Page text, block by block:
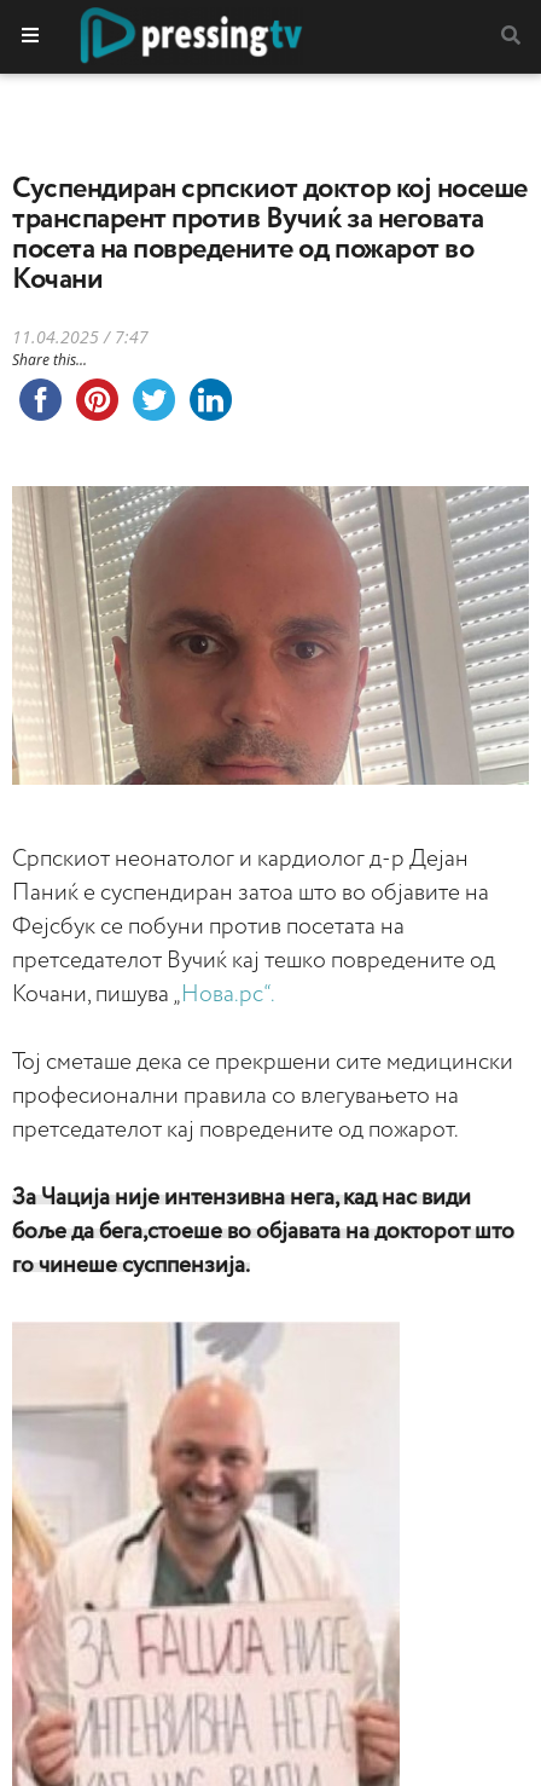
Суспендиран српскиот доктор кој носеше
транспарент против Вучиќ за неговата
посета на повредените од пожарот во
Кочани
11.04.2025 / 7:47
Share this...
Српскиот неонатолог и кардиолог д-р Дејан
Паниќ е суспендиран затоа што во објавите на
Фејсбук се побуни против посетата на
претседателот Вучиќ кај тешко повредените од
Кочани, пишува „
Нова.рс“.
Тој сметаше дека се прекршени сите медицински
професионални правила со влегувањето на
претседателот кај повредените од пожарот.
За Чација није интензивна нега, кад нас види
боље да бега,стоеше во објавата на докторот што
го чинеше сусппензија.